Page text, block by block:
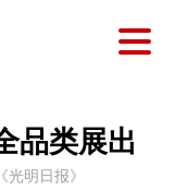
品类展出
明日报》